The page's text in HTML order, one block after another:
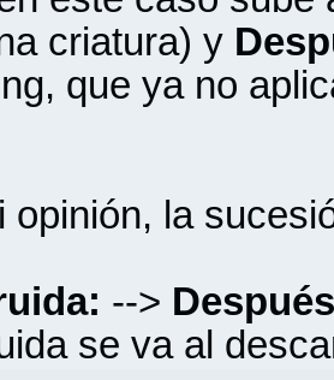
criatura) y
que ya no
opinión, la
-->
se va al